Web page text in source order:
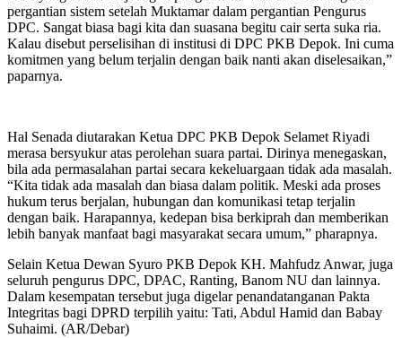
pergantian sistem setelah Muktamar dalam pergantian Pengurus
DPC. Sangat biasa bagi kita dan suasana begitu cair serta suka ria.
Kalau disebut perselisihan di institusi di DPC PKB Depok. Ini cuma
komitmen yang belum terjalin dengan baik nanti akan diselesaikan,”
paparnya.
Hal Senada diutarakan Ketua DPC PKB Depok Selamet Riyadi
merasa bersyukur atas perolehan suara partai. Dirinya menegaskan,
bila ada permasalahan partai secara kekeluargaan tidak ada masalah.
“Kita tidak ada masalah dan biasa dalam politik. Meski ada proses
hukum terus berjalan, hubungan dan komunikasi tetap terjalin
dengan baik. Harapannya, kedepan bisa berkiprah dan memberikan
lebih banyak manfaat bagi masyarakat secara umum,” pharapnya.
Selain Ketua Dewan Syuro PKB Depok KH. Mahfudz Anwar, juga
seluruh pengurus DPC, DPAC, Ranting, Banom NU dan lainnya.
Dalam kesempatan tersebut juga digelar penandatanganan Pakta
Integritas bagi DPRD terpilih yaitu: Tati, Abdul Hamid dan Babay
Suhaimi. (AR/Debar)